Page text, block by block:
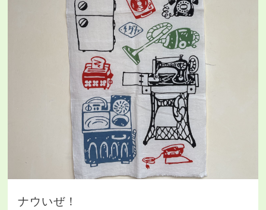
ナウいぜ！